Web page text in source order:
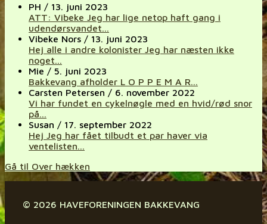
PH / 13. juni 2023
ATT: Vibeke Jeg har lige netop haft gang i
udendørsvandet...
Vibeke Nors / 13. juni 2023
Hej alle i andre kolonister Jeg har næsten ikke
noget...
Mie / 5. juni 2023
Bakkevang afholder L O P P E M A R...
Carsten Petersen / 6. november 2022
Vi har fundet en cykelnøgle med en hvid/rød snor
på...
Susan / 17. september 2022
Hej Jeg har fået tilbudt et par haver via
ventelisten...
Gå til Over hækken
© 2026 HAVEFORENINGEN BAKKEVANG